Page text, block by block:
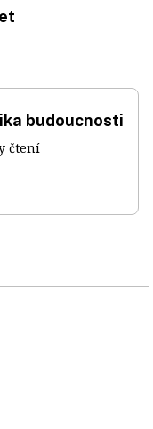
budoucnosti
čtení